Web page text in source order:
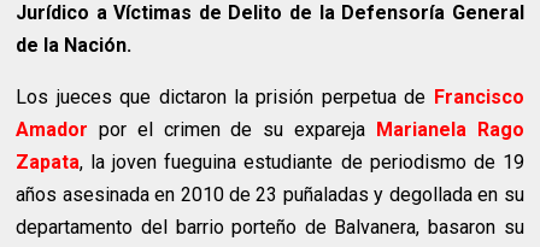
Jurídico a Víctimas de Delito de la Defensoría General
de la Nación.
Los jueces que dictaron la prisión perpetua de Francisco
Amador por el crimen de su expareja
Marianela Rago
Zapata, la joven fueguina estudiante de periodismo de 19
años asesinada en 2010 de 23 puñaladas y degollada en su
departamento del barrio porteño de Balvanera, basaron su